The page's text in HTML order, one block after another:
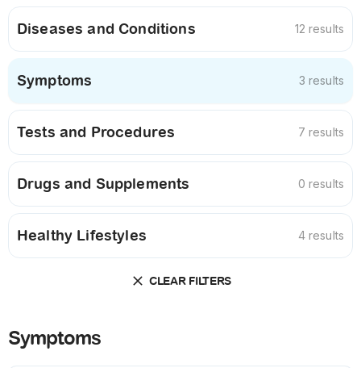
Diseases and Conditions 12 results
Symptoms 3 results
Tests and Procedures 7 results
Drugs and Supplements 0 results
Healthy Lifestyles 4 results
CLEAR FILTERS
Symptoms